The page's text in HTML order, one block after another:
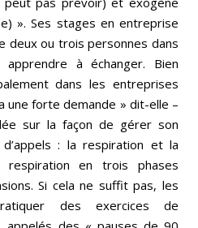
». Ses stages en entreprise
deux ou trois personnes dans
à échanger. Bien
dans les entreprises
une forte demande » dit-elle –
sur la façon de gérer son
: la respiration et la
respiration en trois phases
Si cela ne suffit pas, les
des exercices de